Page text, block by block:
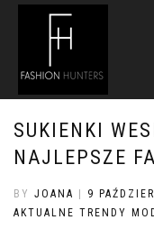
SUKIENKI
NAJLEPSZE
BY JOANA 9
AKTUALNE TRENDY